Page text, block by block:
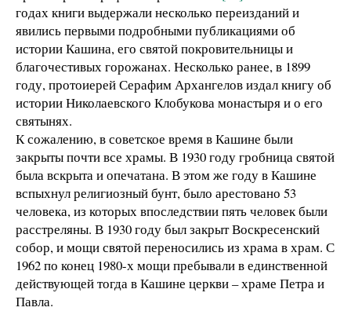
годах книги выдержали несколько переизданий и
явились первыми подробными публикациями об
истории Кашина, его святой покровительницы и
благочестивых горожанах. Несколько ранее, в 1899
году, протоиерей Серафим Архангелов издал книгу об
истории Николаевского Клобукова монастыря и о его
святынях.
К сожалению, в советское время в Кашине были
закрыты почти все храмы. В 1930 году гробница святой
была вскрыта и опечатана. В этом же году в Кашине
вспыхнул религиозный бунт, было арестовано 53
человека, из которых впоследствии пять человек были
расстреляны. В 1930 году был закрыт Воскресенский
собор, и мощи святой переносились из храма в храм. С
1962 по конец 1980-х мощи пребывали в единственной
действующей тогда в Кашине церкви – храме Петра и
Павла.